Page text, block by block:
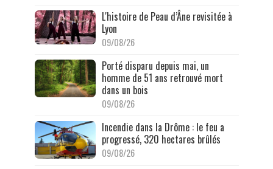
L'histoire de Peau d’Âne revisitée à
Lyon
09/08/26
Porté disparu depuis mai, un
homme de 51 ans retrouvé mort
dans un bois
09/08/26
Incendie dans la Drôme : le feu a
progressé, 320 hectares brûlés
09/08/26